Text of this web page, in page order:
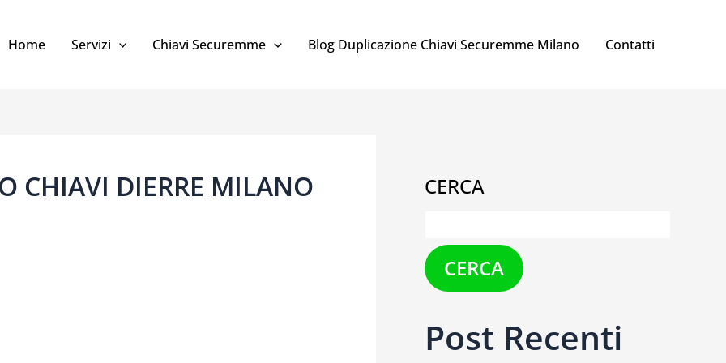
Home Servizi Chiavi Securemme Blog Duplicazione Chiavi Securemme Milano Contatti
CHIAVI DIERRE MILANO CERCA
CERCA
Post Recenti